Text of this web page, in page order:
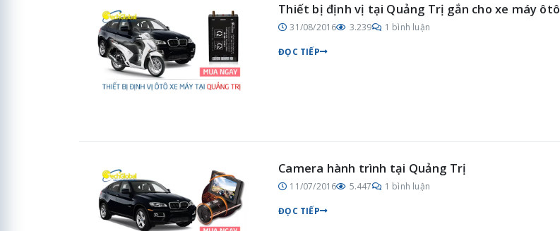
Thiết bị định vị tại Quảng Trị gắn cho xe máy ôtô
31/08/2016 3.239 1 bình luận
ĐỌC TIẾP
Camera hành trình tại Quảng Trị
11/07/2016 5.447 1 bình luận
ĐỌC TIẾP